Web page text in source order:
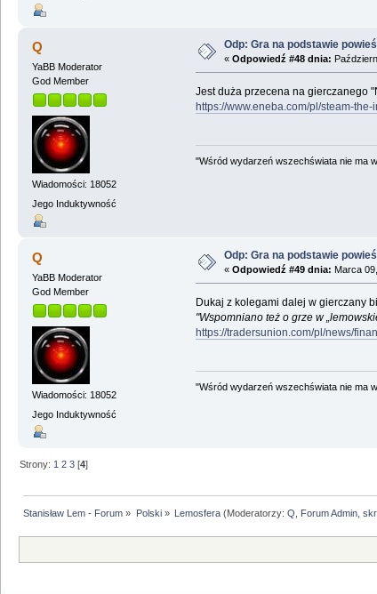
Q
YaBB Moderator
God Member
Wiadomości: 18052
Jego Induktywność
Odp: Gra na podstawie
« Odpowiedź #48 dnia:
Jest duża przecena na gierczanego
https://www.eneba.com/pl/steam-
"Wśród wydarzeń wszechświata nie ma
Q
YaBB Moderator
God Member
Wiadomości: 18052
Jego Induktywność
Odp: Gra na podstawie
« Odpowiedź #49 dnia: Marca
Dukaj z kolegami dalej w gierczany
"Wspomniano też o grze w
https://tradersunion.com/pl/news/
"Wśród wydarzeń wszechświata nie ma
Strony: 1 2 3 [4]
Stanisław Lem - Forum » Polski» Lemosfera(Moderatorzy: Q Forum Admin,